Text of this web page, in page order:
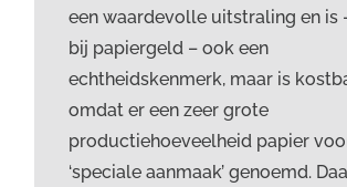
een waardevolle uitstraling en is
bij papiergeld – ook een
echtheidskenmerk, maar is
omdat er een zeer grote
productiehoeveelheid papier
‘speciale aanmaak’ genoemd.